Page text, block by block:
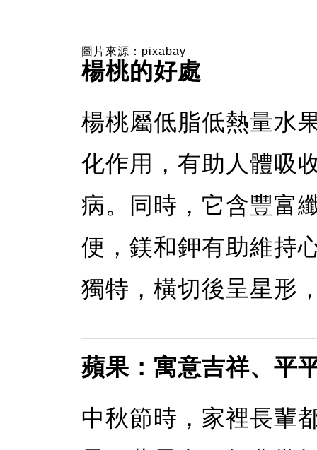
圖片來源：pixabay
楊桃的好處
楊桃屬低脂低熱量水
化作用，有助人體吸
病。同時，它含豐富
便，鎂和鉀有助維持
獨特，橫切後呈星形
蘋果：寓意吉祥、平
中秋節時，家裡長輩